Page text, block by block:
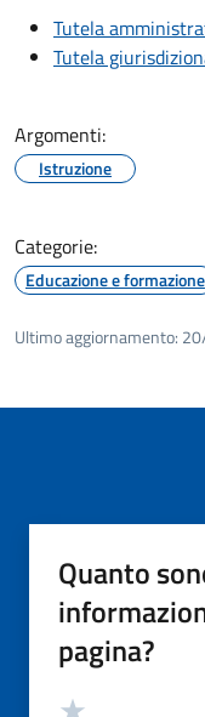
Tutela
Tutela
Argomenti:
Istruzione
Categorie:
Educazione e formazione
Ultimo aggiornamento:
Quanto
pagina?
Valutazione